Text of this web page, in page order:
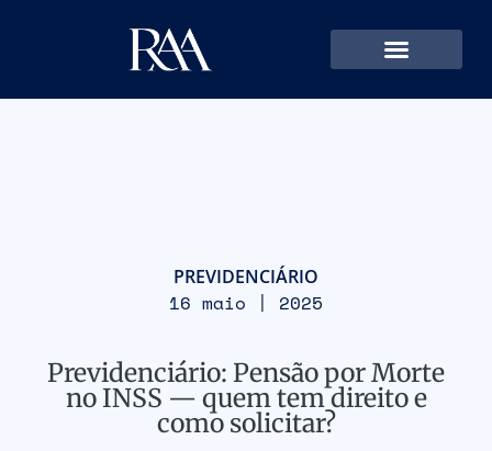
PREVIDENCIÁRIO
16 maio | 2025
Previdenciário: Pensão por Morte
no INSS — quem tem direito e
como solicitar?